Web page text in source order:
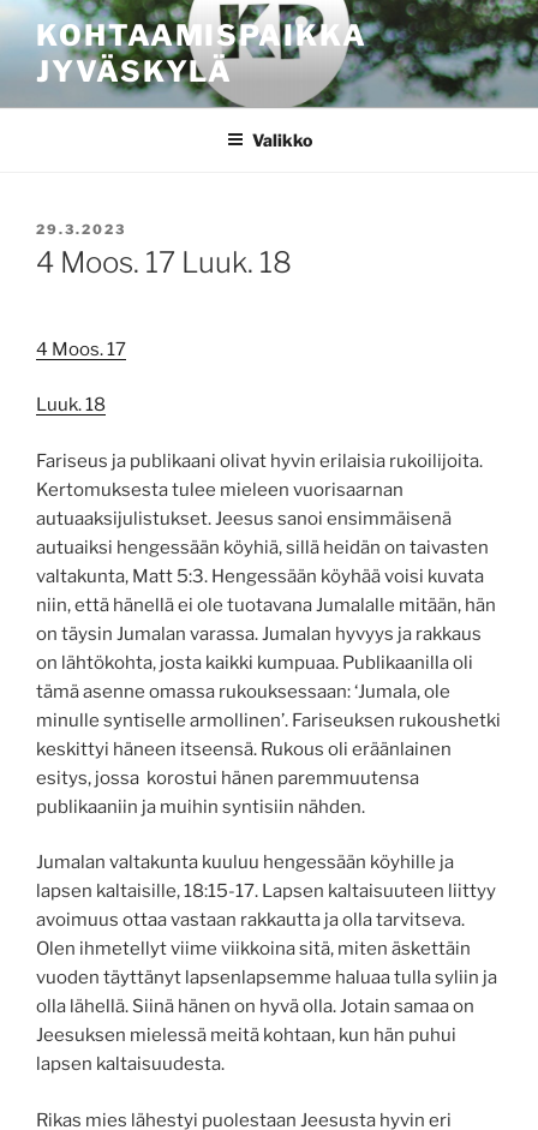
sisältöönKOHTAAMISPAIKKA
JYVÄSKYLÄ
Valikko
JULKAISTU
29.3.2023
4 Moos. 17 Luuk. 18
4 Moos. 17
Luuk. 18
Fariseus ja publikaani olivat hyvin erilaisia rukoilijoita.
Kertomuksesta tulee mieleen vuorisaarnan
autuaaksijulistukset. Jeesus sanoi ensimmäisenä
autuaiksi hengessään köyhiä, sillä heidän on taivasten
valtakunta, Matt 5:3. Hengessään köyhää voisi kuvata
niin, että hänellä ei ole tuotavana Jumalalle mitään, hän
on täysin Jumalan varassa. Jumalan hyvyys ja rakkaus
on lähtökohta, josta kaikki kumpuaa. Publikaanilla oli
tämä asenne omassa rukouksessaan: ‘Jumala, ole
minulle syntiselle armollinen’. Fariseuksen rukoushetki
keskittyi häneen itseensä. Rukous oli eräänlainen
esitys, jossa korostui hänen paremmuutensa
publikaaniin ja muihin syntisiin nähden.
Jumalan valtakunta kuuluu hengessään köyhille ja
lapsen kaltaisille, 18:15-17. Lapsen kaltaisuuteen liittyy
avoimuus ottaa vastaan rakkautta ja olla tarvitseva.
Olen ihmetellyt viime viikkoina sitä, miten äskettäin
vuoden täyttänyt lapsenlapsemme haluaa tulla syliin ja
olla lähellä. Siinä hänen on hyvä olla. Jotain samaa on
Jeesuksen mielessä meitä kohtaan, kun hän puhui
lapsen kaltaisuudesta.
Rikas mies lähestyi puolestaan Jeesusta hyvin eri